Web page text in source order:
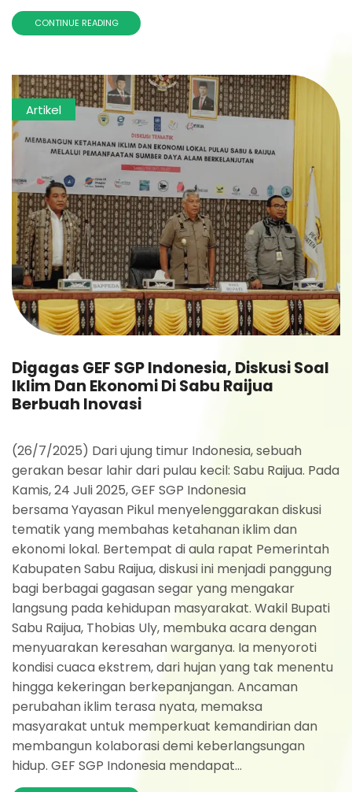
CONTINUE READING
Artikel
Digagas GEF SGP Indonesia, Diskusi Soal
Iklim Dan Ekonomi Di Sabu Raijua
Berbuah Inovasi
(26/7/2025) Dari ujung timur Indonesia, sebuah
gerakan besar lahir dari pulau kecil: Sabu Raijua. Pada
Kamis, 24 Juli 2025, GEF SGP Indonesia
bersama Yayasan Pikul menyelenggarakan diskusi
tematik yang membahas ketahanan iklim dan
ekonomi lokal. Bertempat di aula rapat Pemerintah
Kabupaten Sabu Raijua, diskusi ini menjadi panggung
bagi berbagai gagasan segar yang mengakar
langsung pada kehidupan masyarakat. Wakil Bupati
Sabu Raijua, Thobias Uly, membuka acara dengan
menyuarakan keresahan warganya. Ia menyoroti
kondisi cuaca ekstrem, dari hujan yang tak menentu
hingga kekeringan berkepanjangan. Ancaman
perubahan iklim terasa nyata, memaksa
masyarakat untuk memperkuat kemandirian dan
membangun kolaborasi demi keberlangsungan
hidup. GEF SGP Indonesia mendapat...